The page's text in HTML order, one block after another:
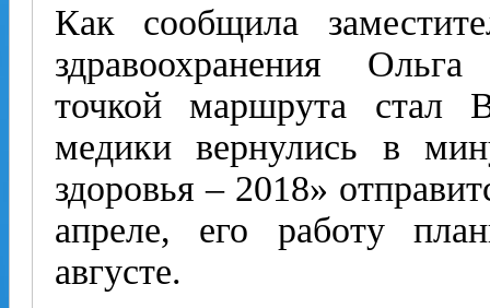
Как сообщила
здравоохранения
точкой маршрута стал
медики вернулись в
здоровья – 2018»
апреле, его работу
августе.